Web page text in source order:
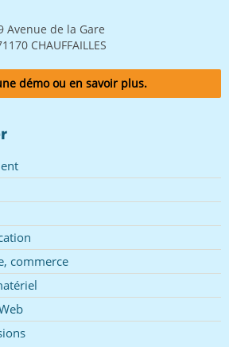
Avenue de la Gare
CHAUFFAILLES
démo ou en savoir plus.
commerce